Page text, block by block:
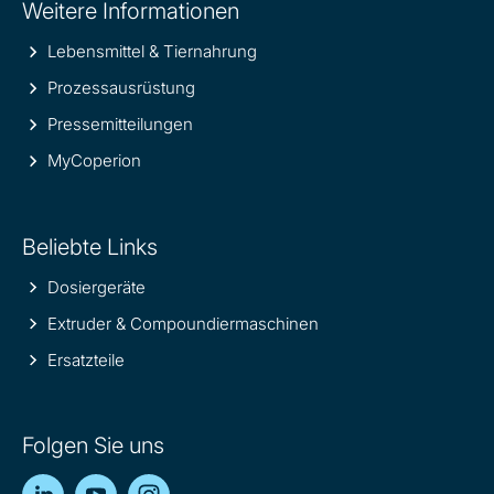
information
Weitere Informationen
Lebensmittel & Tiernahrung
Prozessausrüstung
Pressemitteilungen
MyCoperion
Beliebte Links
Dosiergeräte
Extruder & Compoundiermaschinen
Ersatzteile
Folgen Sie uns
LinkedInYouTube